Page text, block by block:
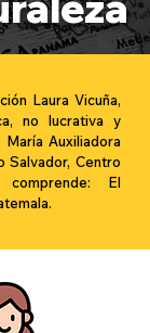
Laura Vicuña,
no lucrativa y
Auxiliadora
Salvador, Centro
El